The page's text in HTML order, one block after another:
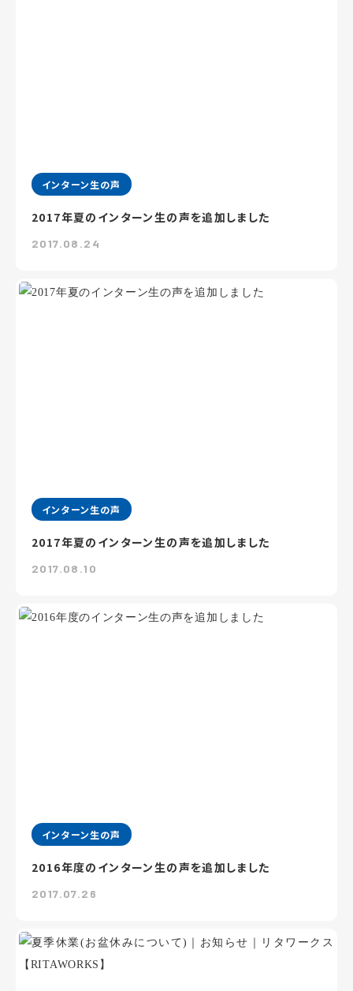
インターン生の声
2017年夏のインターン生の声を追加しました
2017.08.24
インターン生の声
2017年夏のインターン生の声を追加しました
2017.08.10
インターン生の声
2016年度のインターン生の声を追加しました
2017.07.26